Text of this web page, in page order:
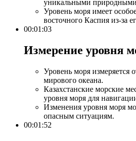
уникальными
Уровень моря имеет
восточного Каспия из-за
00:01:03
Измерение уровня
Уровень моря измеряется
мирового океана.
Казахстанские морские
уровня моря для
Изменения уровня моря
опасным ситуациям.
00:01:52